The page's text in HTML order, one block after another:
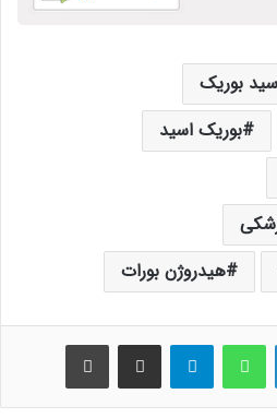
بوریک
بوریک اسید
هیدروژن بورات
لینکدین واتس آپ اشتراک گذاری از طریق ایمیل